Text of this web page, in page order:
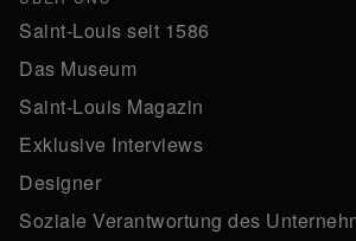
Saint-Louis seit 1586
Das Museum
Saint-Louis Magazin
Exklusive Interviews
Designer
Soziale Verantwortung des